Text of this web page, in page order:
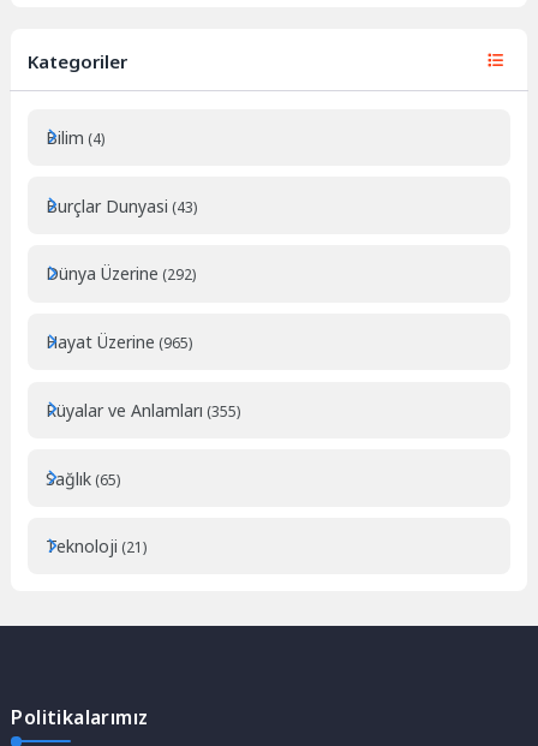
Kategoriler
Bilim (4)
Burçlar Dunyasi (43)
Dünya Üzerine (292)
Hayat Üzerine (965)
Rüyalar ve Anlamları (355)
Sağlık (65)
Teknoloji (21)
Politikalarımız